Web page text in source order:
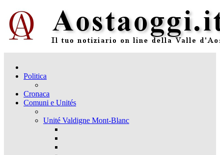
Politica
Cronaca
Comuni e Unités
Unité Valdigne Mont-Blanc